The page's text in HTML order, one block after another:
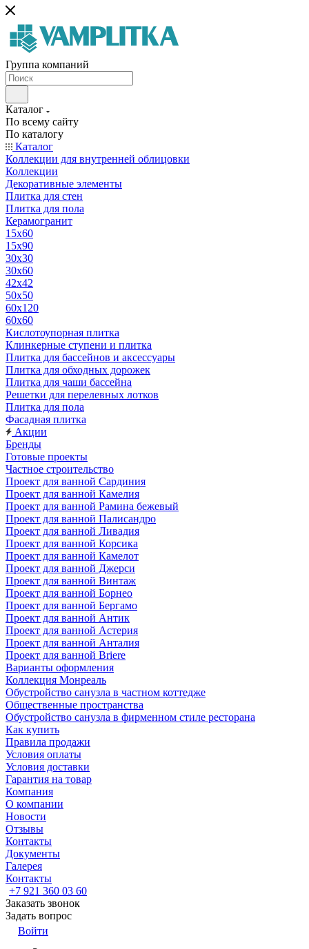
Группа компаний
Каталог
По всему сайту
По каталогу
Каталог
Коллекции для внутренней облицовки
Коллекции
Декоративные элементы
Плитка для стен
Плитка для пола
Керамогранит
15х60
15x90
30х30
30х60
42х42
50х50
60х120
60х60
Кислотоупорная плитка
Клинкерные ступени и плитка
Плитка для бассейнов и аксессуары
Плитка для обходных дорожек
Плитка для чаши бассейна
Решетки для перелевных лотков
Плитка для пола
Фасадная плитка
Акции
Бренды
Готовые проекты
Частное строительство
Проект для ванной Сардиния
Проект для ванной Камелия
Проект для ванной Рамина бежевый
Проект для ванной Палисандро
Проект для ванной Ливадия
Проект для ванной Корсика
Проект для ванной Камелот
Проект для ванной Джерси
Проект для ванной Винтаж
Проект для ванной Борнео
Проект для ванной Бергамо
Проект для ванной Антик
Проект для ванной Астерия
Проект для ванной Анталия
Проект для ванной Briere
Варианты оформления
Коллекция Монреаль
Обустройство санузла в частном коттедже
Общественные пространства
Обустройство санузла в фирменном стиле ресторана
Как купить
Правила продажи
Условия оплаты
Условия доставки
Гарантия на товар
Компания
О компании
Новости
Отзывы
Контакты
Документы
Галерея
Контакты
+7 921 360 03 60
Заказать звонок
Задать вопрос
Войти